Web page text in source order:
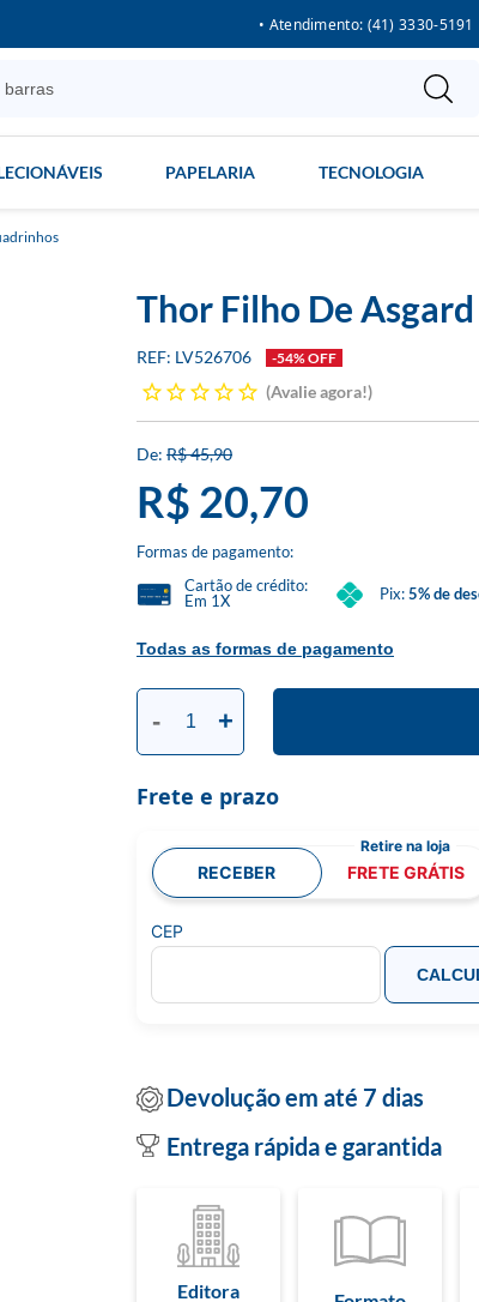
• Atendimento: (41) 3330-5191
PAPELARIA TECNOLOGIA
Thor Filho De
LV526706 -54% OFF
Avalie agora!
R$ 45,90
R$ 20,70
Formas de pagamento:
Todas as formas de pagamento
Cartão de crédito:
Em 1X
Pix:5% de
- +
Frete e prazo
RECEBER FRETE GRÁTIS
CEP
Devolução em até 7 dias
Entrega rápida e garantida
Editora